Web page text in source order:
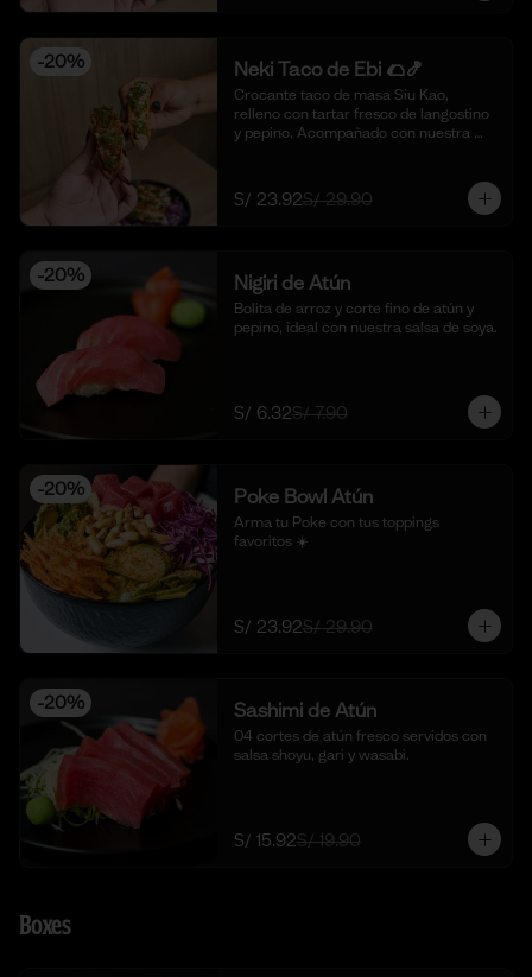
-20% Neki Taco de Ebi 🌮🍤
Crocante taco de masa Siu Kao,
relleno con tartar fresco de langostino
y pepino. Acompañado con nuestra
S/ 23.92S/ 29.90
-20% Nigiri de Atún
Bolita de arroz y corte fino de atún y
pepino, ideal con nuestra salsa de soya.
S/ 6.32S/ 7.90
-20% Poke Bowl Atún
Arma tu Poke con tus toppings
favoritos ☀️
S/ 23.92S/ 29.90
-20% Sashimi de Atún
04 cortes de atún fresco servidos con
salsa shoyu, gari y wasabi.
S/ 15.92S/ 19.90
Boxes